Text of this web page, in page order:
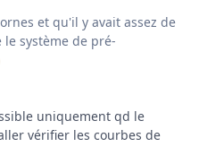
et qu'il y avait assez de
système de pré-
uniquement qd le
vérifier les courbes de